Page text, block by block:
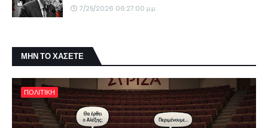
7/25/2026 06:27:00 μ.μ.
ΜΗΝ ΤΟ ΧΑΣΕΤΕ
ΠΟΛΙΤΙΚΗ